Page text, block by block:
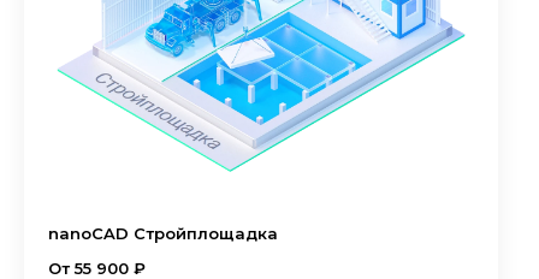
nanoCAD Стройплощадка
От 55 900 ₽